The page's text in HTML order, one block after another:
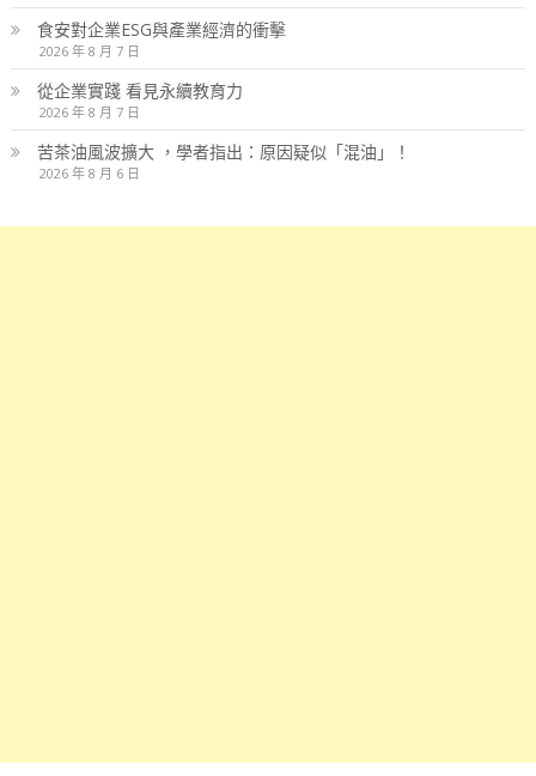
食安對企業ESG與產業經濟的衝擊
2026 年 8 月 7 日
從企業實踐 看見永續教育力
2026 年 8 月 7 日
苦茶油風波擴大 ，學者指出：原因疑似「混油」！
2026 年 8 月 6 日